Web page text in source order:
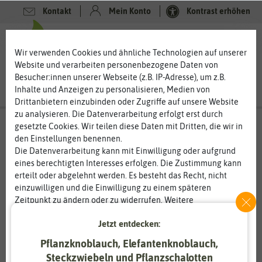
Kontakt Mein Konto Kontrast erhöhen
-50%
Wir verwenden Cookies und ähnliche Technologien auf unserer
Website und verarbeiten personenbezogene Daten von
Besucher:innen unserer Webseite (z.B. IP-Adresse), um z.B.
Inhalte und Anzeigen zu personalisieren, Medien von
Drittanbietern einzubinden oder Zugriffe auf unsere Website
zu analysieren. Die Datenverarbeitung erfolgt erst durch
gesetzte Cookies. Wir teilen diese Daten mit Dritten, die wir in
den Einstellungen benennen.
Die Datenverarbeitung kann mit Einwilligung oder aufgrund
eines berechtigten Interesses erfolgen. Die Zustimmung kann
erteilt oder abgelehnt werden. Es besteht das Recht, nicht
einzuwilligen und die Einwilligung zu einem späteren
Zeitpunkt zu ändern oder zu widerrufen. Weitere
Informationen zur Verwendung personenbezogener Daten und
den Diensten erklären wir in unsererDaten­schutz­erklärung
Essenziell Statistik
Jetzt entdecken:
Pflanzknoblauch, Elefantenknoblauch,
Steckzwiebeln und Pflanzschalotten